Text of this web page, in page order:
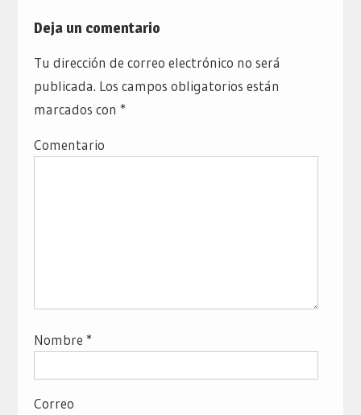
Deja un comentario
Tu dirección de correo electrónico no será
publicada. Los campos obligatorios están
marcados con *
Comentario
Nombre *
Correo